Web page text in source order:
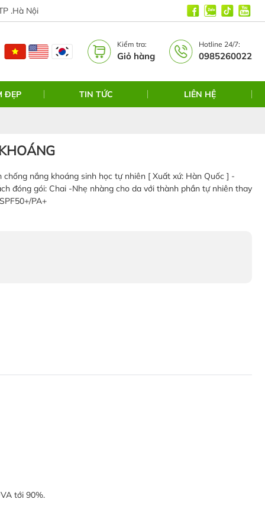
.Hà Nội
Kiểm tra:
Giỏ hàng
Hotline 24/7:
0985260022
ĐẸP TIN TỨC LIÊN HỆ
nắng khoáng sinh học tự nhiên [ Xuất xứ: Hàn Quốc ] -
đóng gói: Chai -Nhẹ nhàng cho da với thành phần tự nhiên thay
PA+
tới 90%.